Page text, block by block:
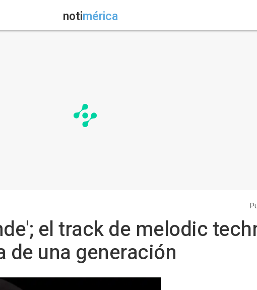
notimérica
el track de melodic
de una generación